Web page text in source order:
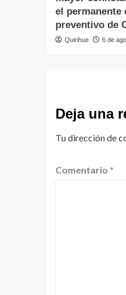
el permanente
preventivo de
Quirihue 6 de
Deja una
Tu dirección de
Comentario *